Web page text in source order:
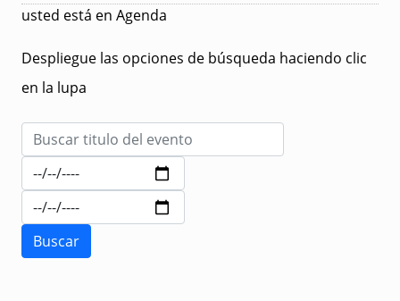
usted está en Agenda
Despliegue las opciones de búsqueda haciendo clic
en la lupa